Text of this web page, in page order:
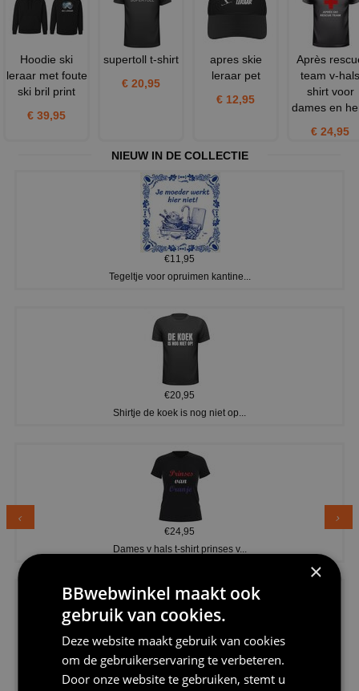
Hoodie ski
leraar met foute
ski bril print
€ 39,95
supertoll t-shirt
€ 20,95
apres skie
leraar pet
€ 12,95
Après
team v-hals
shirt voor
dames en
€ 24,95
NIEUW IN DE COLLECTIE
€11,95
Tegeltje voor opruimen kantine...
€20,95
Shirtje de koek is nog niet op...
€24,95
Dames v hals t-shirt prinses v...
€24,95
Koningsdag shirt heren v-hals ...
×
BBwebwinkel maakt ook
gebruik van cookies.
Deze website maakt gebruik van cookies
om de gebruikerservaring te verbeteren.
Door onze website te gebruiken, stemt u